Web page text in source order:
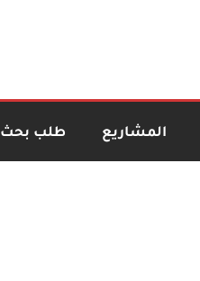
المشاريع طلب بحث